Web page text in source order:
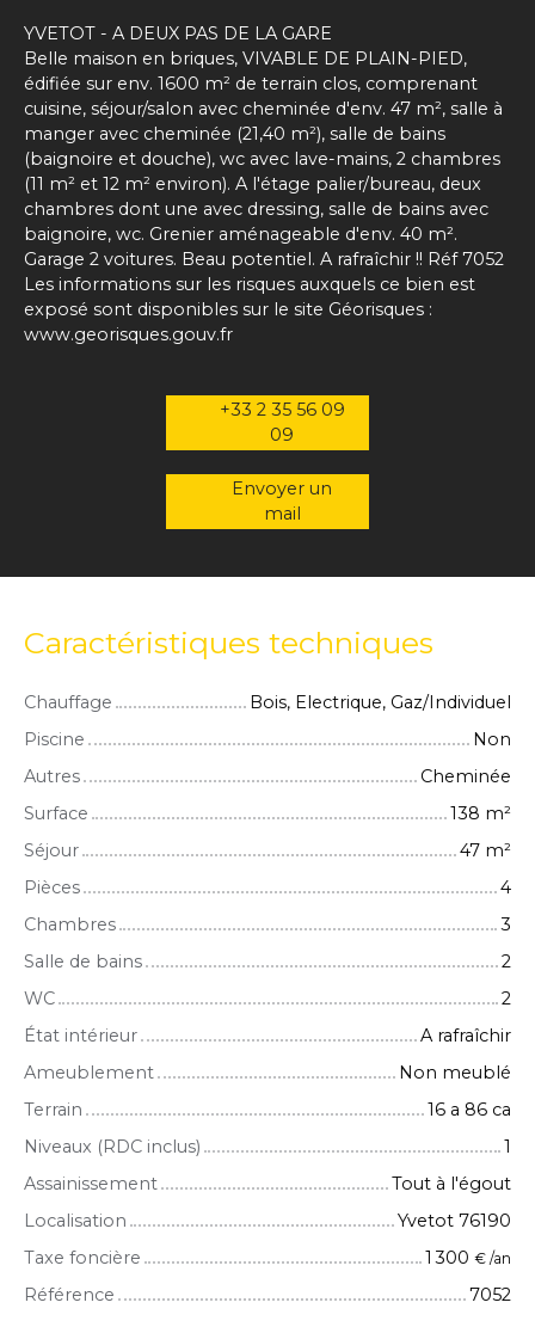
YVETOT - A DEUX PAS DE LA GARE
Belle maison en briques, VIVABLE DE PLAIN-PIED,
édifiée sur env. 1600 m² de terrain clos, comprenant
cuisine, séjour/salon avec cheminée d'env. 47 m², salle à
manger avec cheminée (21,40 m²), salle de bains
(baignoire et douche), wc avec lave-mains, 2 chambres
(11 m² et 12 m² environ). A l'étage palier/bureau, deux
chambres dont une avec dressing, salle de bains avec
baignoire, wc. Grenier aménageable d'env. 40 m².
Garage 2 voitures. Beau potentiel. A rafraîchir !! Réf 7052
Les informations sur les risques auxquels ce bien est
exposé sont disponibles sur le site Géorisques :
www.georisques.gouv.fr
+33 2 35 56 09
09
Envoyer un
mail
Caractéristiques techniques
Chauffage
Bois, Electrique, Gaz/Individuel
Piscine
Non
Autres
Cheminée
Surface
138 m²
Séjour
47 m²
Pièces
4
Chambres
3
Salle de bains
2
WC
2
État intérieur
A rafraîchir
Ameublement
Non meublé
Terrain
16 a 86 ca
Niveaux (RDC inclus)
1
Assainissement
Tout à l'égout
Localisation
Yvetot 76190
Taxe foncière
1 300 € /an
Référence 7052